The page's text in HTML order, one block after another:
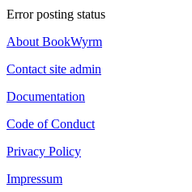
Error posting status
About BookWyrm
Contact site admin
Documentation
Code of Conduct
Privacy Policy
Impressum